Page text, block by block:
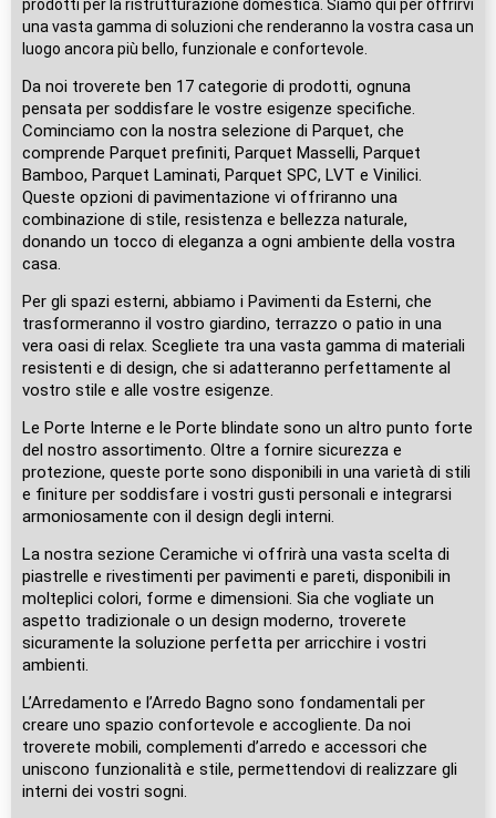
prodotti per la ristrutturazione domestica. Siamo qui per offrirvi
una vasta gamma di soluzioni che renderanno la vostra casa un
luogo ancora più bello, funzionale e confortevole.
Da noi troverete ben 17 categorie di prodotti, ognuna
pensata per soddisfare le vostre esigenze specifiche.
Cominciamo con la nostra selezione di Parquet, che
comprende Parquet prefiniti, Parquet Masselli, Parquet
Bamboo, Parquet Laminati, Parquet SPC, LVT e Vinilici.
Queste opzioni di pavimentazione vi offriranno una
combinazione di stile, resistenza e bellezza naturale,
donando un tocco di eleganza a ogni ambiente della vostra
casa.
Per gli spazi esterni, abbiamo i Pavimenti da Esterni, che
trasformeranno il vostro giardino, terrazzo o patio in una
vera oasi di relax. Scegliete tra una vasta gamma di materiali
resistenti e di design, che si adatteranno perfettamente al
vostro stile e alle vostre esigenze.
Le Porte Interne e le Porte blindate sono un altro punto forte
del nostro assortimento. Oltre a fornire sicurezza e
protezione, queste porte sono disponibili in una varietà di stili
e finiture per soddisfare i vostri gusti personali e integrarsi
armoniosamente con il design degli interni.
La nostra sezione Ceramiche vi offrirà una vasta scelta di
piastrelle e rivestimenti per pavimenti e pareti, disponibili in
molteplici colori, forme e dimensioni. Sia che vogliate un
aspetto tradizionale o un design moderno, troverete
sicuramente la soluzione perfetta per arricchire i vostri
ambienti.
L’Arredamento e l’Arredo Bagno sono fondamentali per
creare uno spazio confortevole e accogliente. Da noi
troverete mobili, complementi d’arredo e accessori che
uniscono funzionalità e stile, permettendovi di realizzare gli
interni dei vostri sogni.